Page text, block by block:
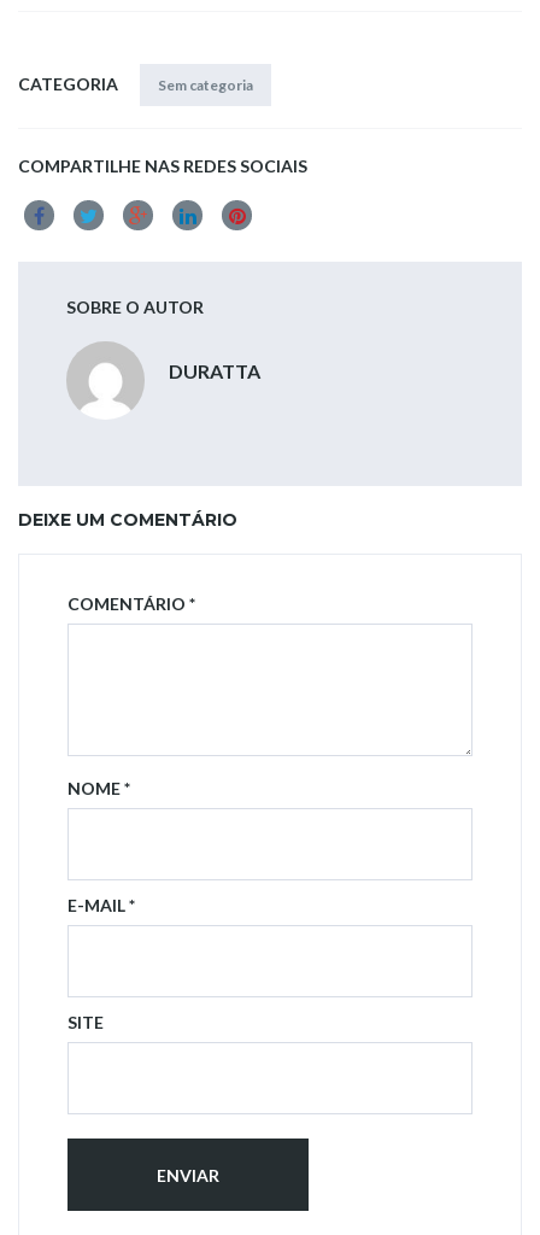
o
k
o
CATEGORIA Sem categoria
COMPARTILHE NAS REDES SOCIAIS
SOBRE O AUTOR
DURATTA
DEIXE UM COMENTÁRIO
COMENTÁRIO *
NOME*
E-MAIL*
SITE